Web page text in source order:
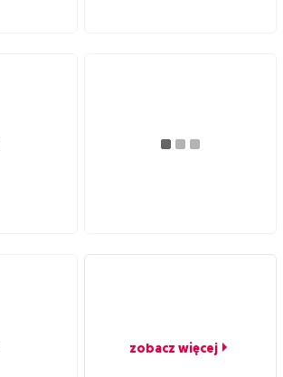
zobacz więcej